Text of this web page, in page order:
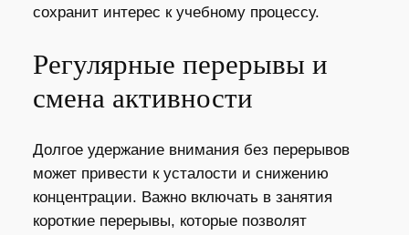
сохранит интерес к учебному процессу.
Регулярные перерывы и
смена активности
Долгое удержание внимания без перерывов
может привести к усталости и снижению
концентрации. Важно включать в занятия
короткие перерывы, которые позволят